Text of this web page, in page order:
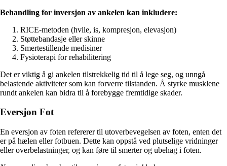
Behandling for inversjon av ankelen kan inkludere:
RICE-metoden (hvile, is, kompresjon, elevasjon)
Støttebandasje eller skinne
Smertestillende medisiner
Fysioterapi for rehabilitering
Det er viktig å gi ankelen tilstrekkelig tid til å lege seg, og unngå
belastende aktiviteter som kan forverre tilstanden. Å styrke musklene
rundt ankelen kan bidra til å forebygge fremtidige skader.
Eversjon Fot
En eversjon av foten refererer til utoverbevegelsen av foten, enten det
er på hælen eller fotbuen. Dette kan oppstå ved plutselige vridninger
eller overbelastninger, og kan føre til smerter og ubehag i foten.